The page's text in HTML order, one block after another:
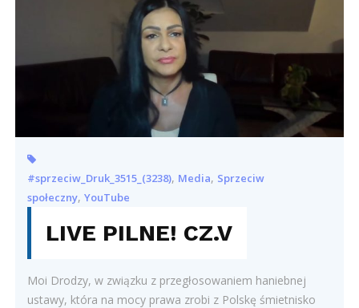
#sprzeciw_Druk_3515_(3238), Media, Sprzeciw
społeczny,YouTube
LIVE PILNE! CZ.V
Moi Drodzy, w związku z przegłosowaniem haniebnej
ustawy, która na mocy prawa zrobi z Polskę śmietnisko